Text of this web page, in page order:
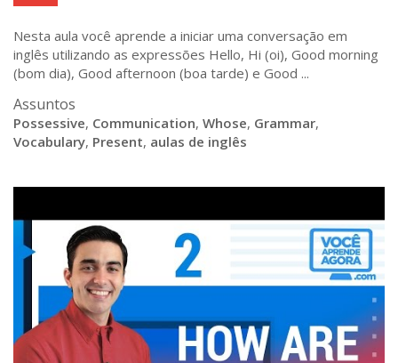
Nesta aula você aprende a iniciar uma conversação em
inglês utilizando as expressões Hello, Hi (oi), Good morning
(bom dia), Good afternoon (boa tarde) e Good ...
Assuntos
Possessive, Communication, Whose, Grammar,
Vocabulary, Present, aulas de inglês